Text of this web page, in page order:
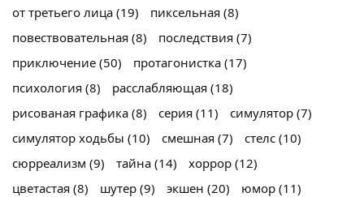
от третьего лица (19) пиксельная (8)
повествовательная (8) последствия (7)
приключение (50) протагонистка (17)
психология (8) расслабляющая (18)
рисованая графика (8) серия (11) симулятор (7)
симулятор ходьбы (10) смешная (7) стелс (10)
сюрреализм (9) тайна (14) хоррор (12)
цветастая (8) шутер (9) экшен (20) юмор (11)